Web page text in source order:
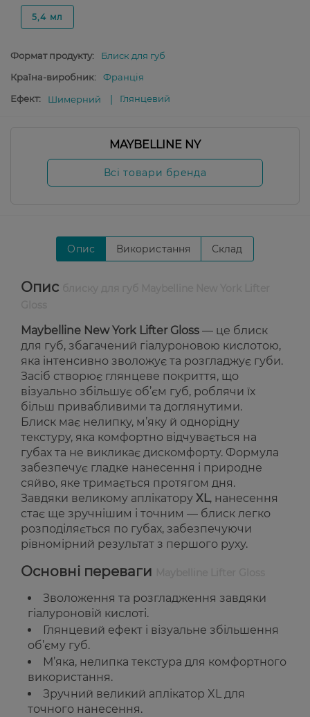
5,4 мл
Формат продукту:
Блиск для губ
Країна-виробник:
Франція
Ефект:
Шимерний Глянцевий
MAYBELLINE NY
Всі товари бренда
Опис Використання Склад
Опис
Maybelline New York Lifter Gloss — це блиск
для губ, збагачений гіалуроновою кислотою,
яка інтенсивно зволожує та розгладжує губи.
Засіб створює глянцеве покриття, що
візуально збільшує об’єм губ, роблячи їх
більш привабливими та доглянутими.
Блиск має нелипку, м’яку й однорідну
текстуру, яка комфортно відчувається на
губах та не викликає дискомфорту. Формула
забезпечує гладке нанесення і природне
сяйво, яке тримається протягом дня.
Завдяки великому аплікатору XL, нанесення
стає ще зручнішим і точним — блиск легко
розподіляється по губах, забезпечуючи
рівномірний результат з першого руху.
Основні переваги
Зволоження та розгладження завдяки
гіалуроновій кислоті.
Глянцевий ефект і візуальне збільшення
об’єму губ.
М’яка, нелипка текстура для комфортного
використання.
Зручний великий аплікатор XL для
точного нанесення.